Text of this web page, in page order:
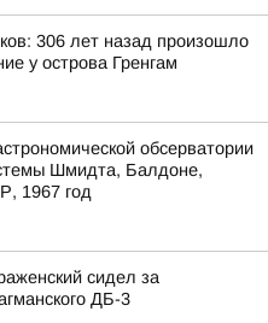
306 лет назад произошло
у острова Гренгам
обсерватории
Шмидта, Балдоне,
1967 год
сидел за
ДБ-3